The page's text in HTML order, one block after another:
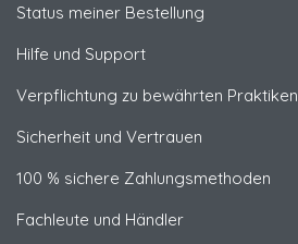
Status meiner Bestellung
Hilfe und Support
Verpflichtung zu bewährten Praktiken
Sicherheit und Vertrauen
100 % sichere Zahlungsmethoden
Fachleute und Händler